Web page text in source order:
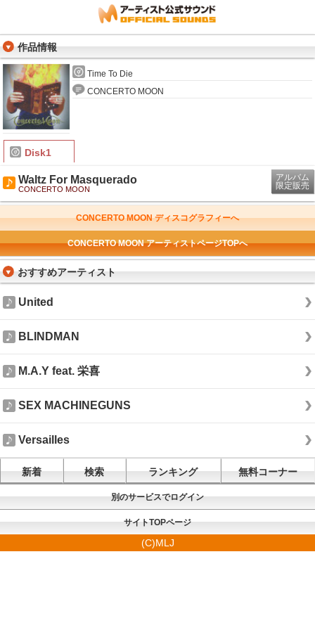
作品情報
Time To Die
CONCERTO MOON
Disk1
Waltz For Masquerado
CONCERTO MOON
アルバム
限定販売
CONCERTO MOON ディスコグラフィーへ
CONCERTO MOON アーティストページTOPへ
おすすめアーティスト
United
BLINDMAN
M.A.Y feat. 栄喜
SEX MACHINEGUNS
Versailles
新着 検索 ランキング 無料コーナー
別のサービスでログイン
サイトTOPページ
(C)MLJ